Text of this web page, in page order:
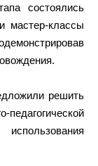
состоялись
мастер-классы
решить